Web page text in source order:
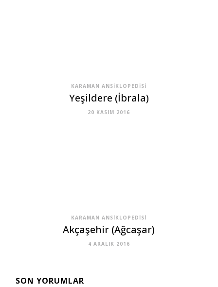
KARAMAN ANSIKLOPEDISI
Yeşildere (İbrala)
20 KASIM 2016
KARAMAN ANSIKLOPEDISI
Akçaşehir (Ağcaşar)
4 ARALIK 2016
SON YORUMLAR